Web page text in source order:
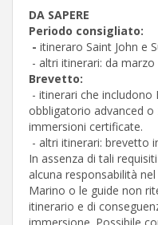
DA SAPERE
Periodo consigliato:
- itineraro Saint John e
- altri itinerari: da
Brevetto:
- itinerari che includono
obbligatorio advanced
immersioni certificate.
- altri itinerari: brevetto
In assenza di tali
alcuna responsabilità
Marino o le guide non
itinerario e di